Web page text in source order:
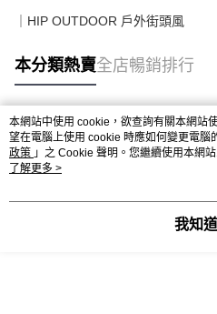
｜HIP OUTDOOR 戶外街頭風
本分類熱賣全店暢銷排行
熱門標籤
熱銷排行
本網站中使用 cookie，欲查詢有關本網站
望在電腦上使用 cookie 時應如何變更電腦
政策 」之 Cookie 聲明。您繼續使用本網
條款之 Cookie 聲明使用 cookie。
了解更多 >
我知